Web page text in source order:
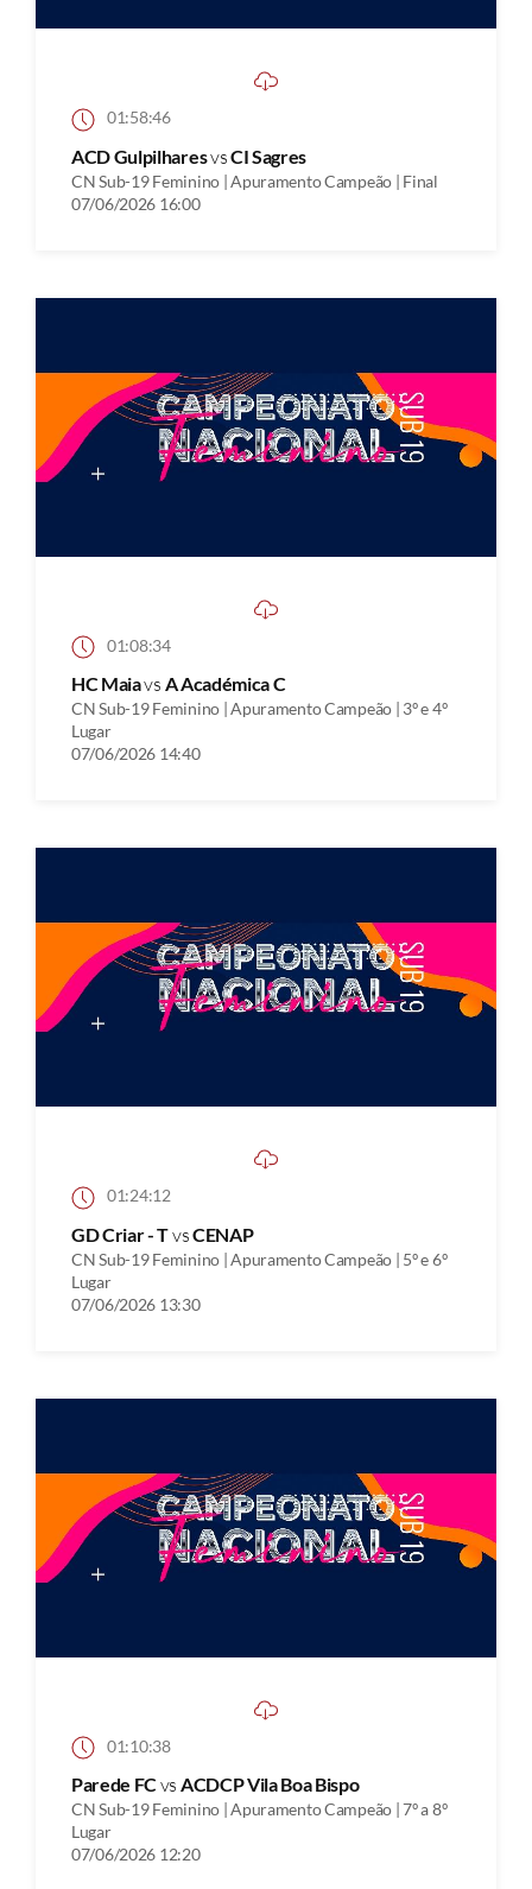
01:58:46
ACD GulpilharesvsCI Sagres
CN Sub-19 Feminino | Apuramento Campeão | Final
07/06/2026 16:00
01:08:34
HC Maiavs A Académica C
CN Sub-19 Feminino | Apuramento Campeão | 3º e 4º
Lugar
07/06/2026 14:40
01:24:12
GD Criar - TvsCENAP
CN Sub-19 Feminino | Apuramento Campeão | 5º e 6º
Lugar
07/06/2026 13:30
01:10:38
Parede FCvs ACDCP Vila Boa Bispo
CN Sub-19 Feminino | Apuramento Campeão | 7º a 8º
Lugar
07/06/2026 12:20